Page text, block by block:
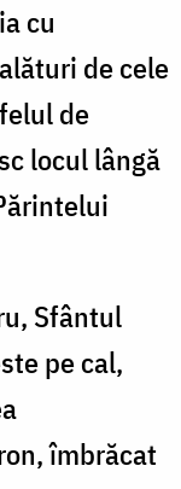
cu
de cele
de
locul lângă
Sfântul
pe cal,
îmbrăcat